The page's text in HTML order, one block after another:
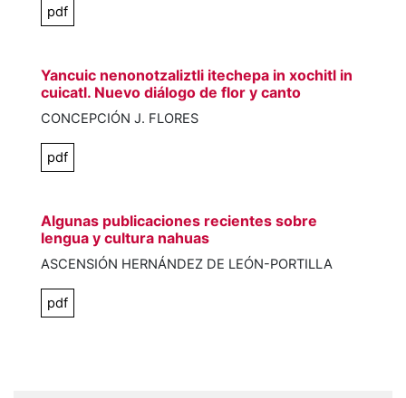
pdf
Yancuic nenonotzaliztli itechepa in xochitl in
cuicatl. Nuevo diálogo de flor y canto
CONCEPCIÓN J. FLORES
pdf
Algunas publicaciones recientes sobre
lengua y cultura nahuas
ASCENSIÓN HERNÁNDEZ DE LEÓN-PORTILLA
pdf